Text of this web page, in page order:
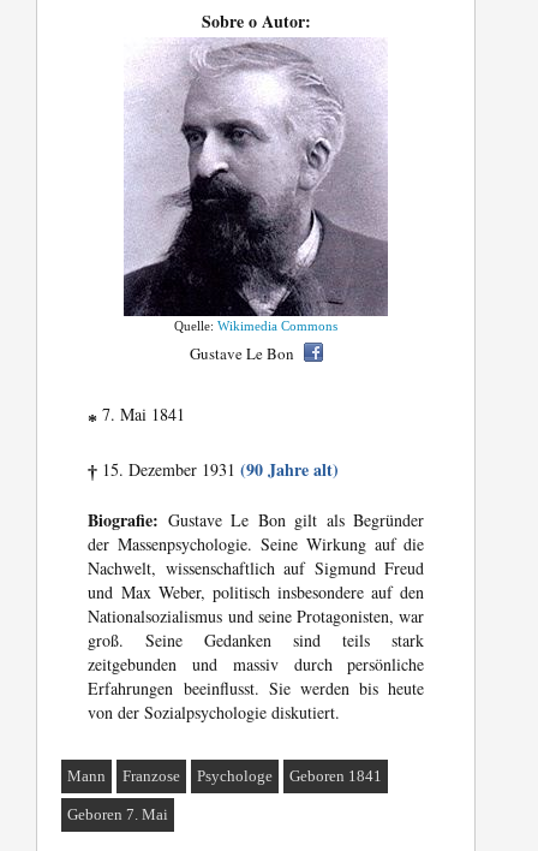
Sobre o Autor:
Quelle:Wikimedia Commons
Gustave Le Bon
* 7. Mai 1841
† 15. Dezember 1931(90 Jahre alt)
Biografie: Gustave Le Bon gilt als Begründer
der Massenpsychologie. Seine Wirkung auf die
Nachwelt, wissenschaftlich auf Sigmund Freud
und Max Weber, politisch insbesondere auf den
Nationalsozialismus und seine Protagonisten, war
groß. Seine Gedanken sind teils stark
zeitgebunden und massiv durch persönliche
Erfahrungen beeinflusst. Sie werden bis heute
von der Sozialpsychologie diskutiert.
Mann Franzose Psychologe Geboren 1841
Geboren 7. Mai